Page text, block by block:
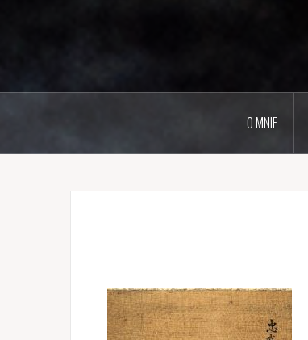
O MNIE